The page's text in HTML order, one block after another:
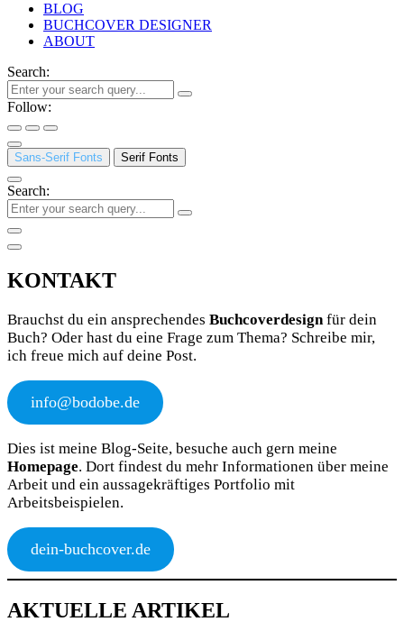
BLOG
BUCHCOVER DESIGNER
ABOUT
Search:
Follow:
Sans-Serif Fonts Serif Fonts
Search:
KONTAKT
Brauchst du ein ansprechendes Buchcoverdesignfür dein
Buch? Oder hast du eine Frage zum Thema? Schreibe mir,
ich freue mich auf deine Post.
info@bodobe.de
Dies ist meine Blog-Seite, besuche auch gern meine
Homepage. Dort findest du mehr Informationen über meine
Arbeit und ein aussagekräftiges Portfolio mit
Arbeitsbeispielen.
dein-buchcover.de
AKTUELLE ARTIKEL